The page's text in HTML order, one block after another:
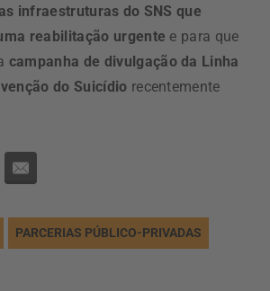
infraestruturas do SNS que
reabilitação urgente e para que
campanha de divulgação da Linha
do Suicídio recentemente
PARCERIAS PÚBLICO-PRIVADAS